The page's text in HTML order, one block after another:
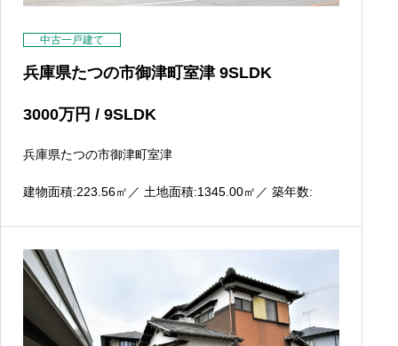
中古一戸建て
兵庫県たつの市御津町室津 9SLDK
3000万円 / 9SLDK
兵庫県たつの市御津町室津
建物面積:223.56㎡ ／ 土地面積:1345.00㎡ ／ 築年数: